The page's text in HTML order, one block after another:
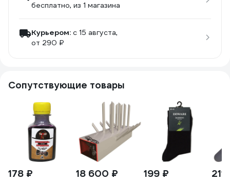
бесплатно, из 1 магазина
Курьером: c 15 августа,
от 290 ₽
Сопутствующие товары
178 ₽ 18 600 ₽ 199 ₽ 211